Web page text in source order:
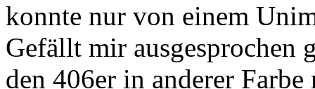
konnte nur von einem
Gefällt mir ausgesprochen
den 406er in anderer